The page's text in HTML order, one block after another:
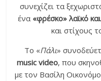
συνεχίζει τα
ένα «φρέσκο» λαϊκό
και στίχους
Το «Πάλι»
music video, που
με τον Βασίλη